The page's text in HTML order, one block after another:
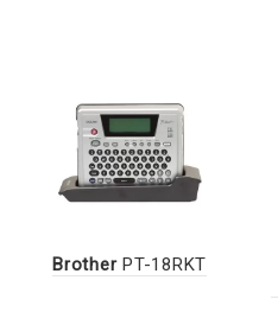
BrotherPT-18RKT